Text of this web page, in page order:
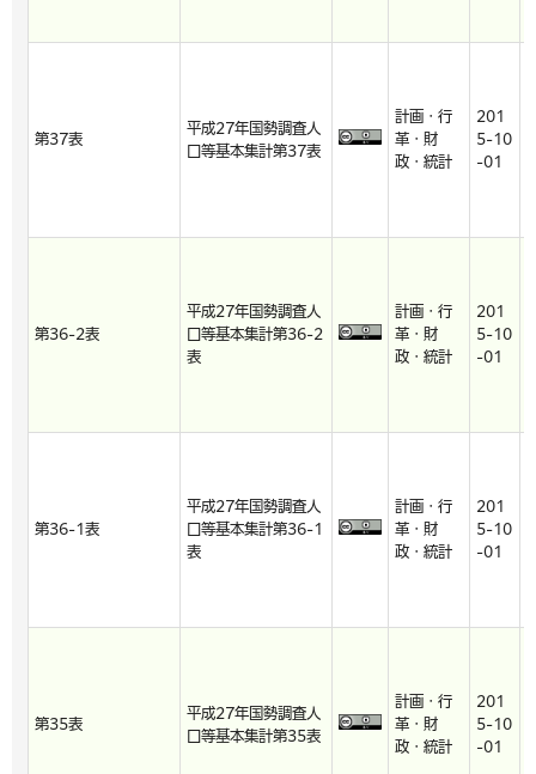
第37表
平成27年国勢調査人
口等基本集計第37表
計画・行
革・財
政・統計
201
5-10
-01
第36-2表
平成27年国勢調査人
口等基本集計第36-2
表
計画・行
革・財
政・統計
201
5-10
-01
第36-1表
平成27年国勢調査人
口等基本集計第36-1
表
計画・行
革・財
政・統計
201
5-10
-01
第35表
平成27年国勢調査人
口等基本集計第35表
計画・行
革・財
政・統計
201
5-10
-01